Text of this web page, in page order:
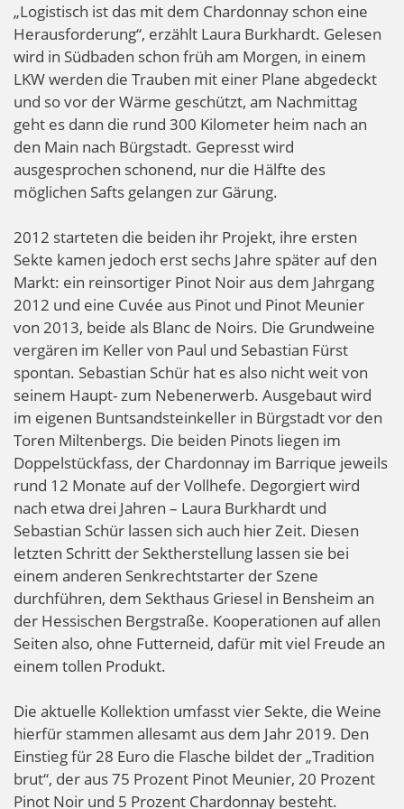
„Logistisch ist das mit dem Chardonnay schon eine
Herausforderung“, erzählt Laura Burkhardt. Gelesen
wird in Südbaden schon früh am Morgen, in einem
LKW werden die Trauben mit einer Plane abgedeckt
und so vor der Wärme geschützt, am Nachmittag
geht es dann die rund 300 Kilometer heim nach an
den Main nach Bürgstadt. Gepresst wird
ausgesprochen schonend, nur die Hälfte des
möglichen Safts gelangen zur Gärung.
2012 starteten die beiden ihr Projekt, ihre ersten
Sekte kamen jedoch erst sechs Jahre später auf den
Markt: ein reinsortiger Pinot Noir aus dem Jahrgang
2012 und eine Cuvée aus Pinot und Pinot Meunier
von 2013, beide als Blanc de Noirs. Die Grundweine
vergären im Keller von Paul und Sebastian Fürst
spontan. Sebastian Schür hat es also nicht weit von
seinem Haupt- zum Nebenerwerb. Ausgebaut wird
im eigenen Buntsandsteinkeller in Bürgstadt vor den
Toren Miltenbergs. Die beiden Pinots liegen im
Doppelstückfass, der Chardonnay im Barrique jeweils
rund 12 Monate auf der Vollhefe. Degorgiert wird
nach etwa drei Jahren – Laura Burkhardt und
Sebastian Schür lassen sich auch hier Zeit. Diesen
letzten Schritt der Sektherstellung lassen sie bei
einem anderen Senkrechtstarter der Szene
durchführen, dem Sekthaus Griesel in Bensheim an
der Hessischen Bergstraße. Kooperationen auf allen
Seiten also, ohne Futterneid, dafür mit viel Freude an
einem tollen Produkt.
Die aktuelle Kollektion umfasst vier Sekte, die Weine
hierfür stammen allesamt aus dem Jahr 2019. Den
Einstieg für 28 Euro die Flasche bildet der „Tradition
brut“, der aus 75 Prozent Pinot Meunier, 20 Prozent
Pinot Noir und 5 Prozent Chardonnay besteht.